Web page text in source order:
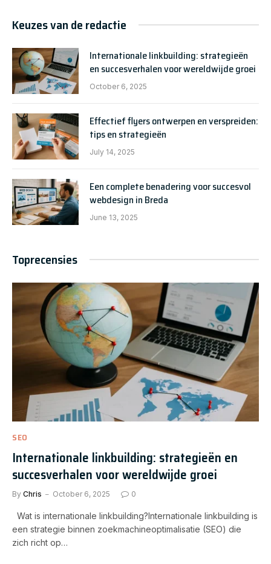
Keuzes van de redactie
Internationale linkbuilding: strategieën
en succesverhalen voor wereldwijde groei
October 6, 2025
Effectief flyers ontwerpen en verspreiden:
tips en strategieën
July 14, 2025
Een complete benadering voor succesvol
webdesign in Breda
June 13, 2025
Toprecensies
SEO
Internationale linkbuilding: strategieën en
succesverhalen voor wereldwijde groei
By Chris October 6, 2025 0
Wat is internationale linkbuilding?Internationale linkbuilding is
een strategie binnen zoekmachineoptimalisatie (SEO) die
zich richt op…